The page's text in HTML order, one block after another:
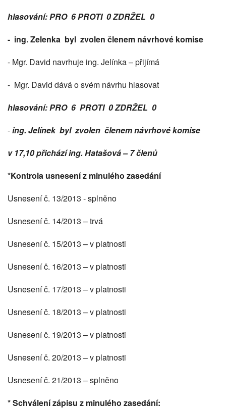
hlasování: PRO 6 PROTI 0 ZDRŽEL 0
- ing. Zelenka byl zvolen členem návrhové komise
- Mgr. David navrhuje ing. Jelínka – přijímá
- Mgr. David dává o svém návrhu hlasovat
hlasování: PRO 6 PROTI 0 ZDRŽEL 0
-ing. Jelínek byl zvolen členem návrhové komise
v 17,10 přichází ing. Hatašová – 7 členů
*Kontrola usnesení z minulého zasedání
Usnesení č. 13/2013 - splněno
Usnesení č. 14/2013 – trvá
Usnesení č. 15/2013 – v platnosti
Usnesení č. 16/2013 – v platnosti
Usnesení č. 17/2013 – v platnosti
Usnesení č. 18/2013 – v platnosti
Usnesení č. 19/2013 – v platnosti
Usnesení č. 20/2013 – v platnosti
Usnesení č. 21/2013 – splněno
* Schválení zápisu z minulého zasedání: